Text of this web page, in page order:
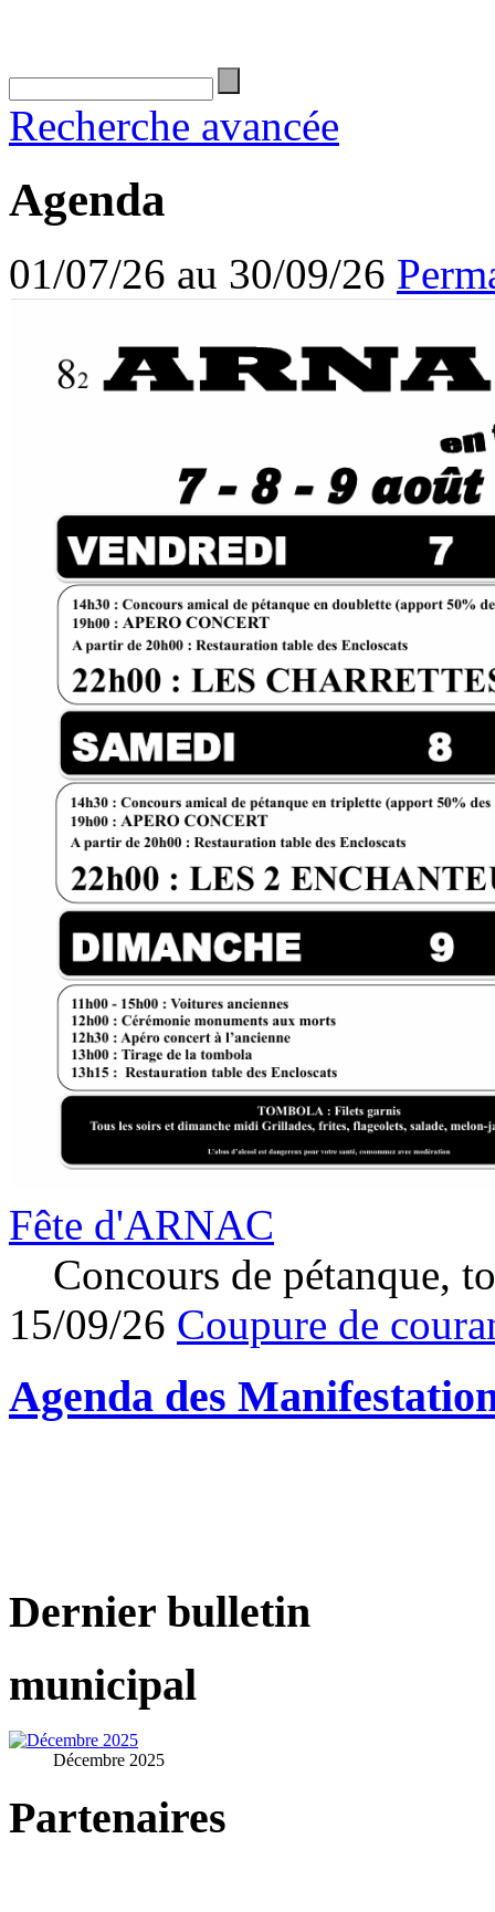
Recherche avancée
Agenda
01/07/26 au 30/09/26
Fête d'ARNAC
Concours de pétanque,
15/09/26 Coupure de
Agenda des
Dernier bulletin
municipal
Décembre 2025
Partenaires